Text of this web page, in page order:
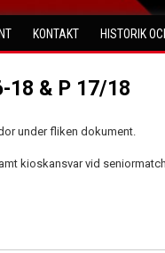
KONTAKT HISTORIK
18 & P 17/18
under fliken dokument.
kioskansvar vid